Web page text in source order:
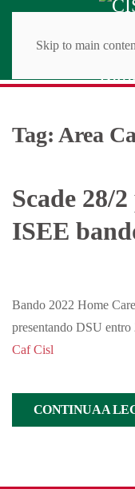
Skip to main
Tag: Area
Scade 28/
ISEE
Bando 2022 Home
presentando DSU
Caf Cisl
CONTINUA A